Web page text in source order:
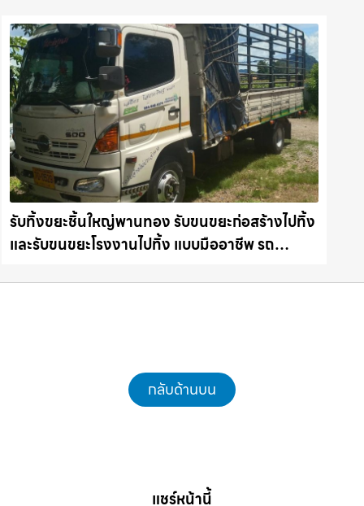
รับทิ้งขยะชิ้นใหญ่พานทอง รับขนขยะก่อสร้างไปทิ้ง
และรับขนขยะโรงงานไปทิ้ง แบบมืออาชีพ รถ
กลับด้านบน
แชร์หน้านี้